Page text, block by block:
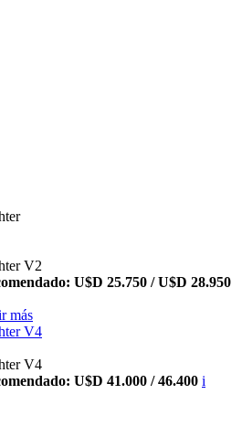
V2
U$D 25.750 / U$D 28.950
más
V4
V4
U$D 41.000 / 46.400 i